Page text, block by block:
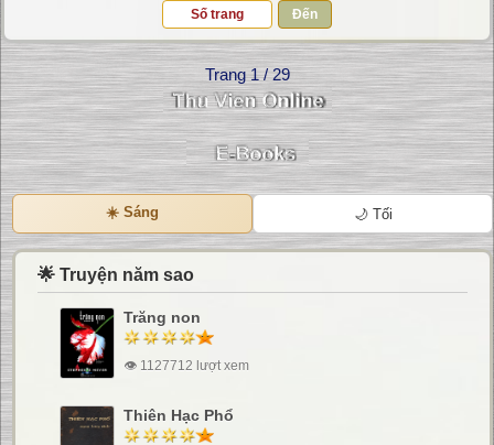
Đến
Trang 1 / 29
☀️ Sáng 🌙 Tối
🌟 Truyện năm sao
Trăng non
👁 1127712 lượt xem
Thiên Hạc Phổ